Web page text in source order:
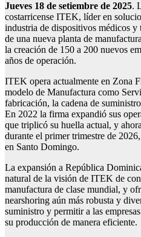
Jueves 18 de setiembre de 2025.
costarricense ITEK, líder en
industria de dispositivos médicos
de una nueva planta de
la creación de 150 a 200 nuevos
años de operación.
ITEK opera actualmente en Zona
modelo de Manufactura como
fabricación, la cadena de
En 2022 la firma expandió sus
que triplicó su huella actual, y
durante el primer trimestre de
en Santo Domingo.
La expansión a República
natural de la visión de ITEK de
manufactura de clase mundial, y
nearshoring aún más robusta y
suministro y permitir a las
su producción de manera eficiente.